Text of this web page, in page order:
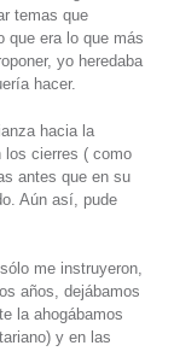
temas que
que era lo que más
yo heredaba
hacer.
hacia la
los cierres ( como
antes que en su
Aún así, pude
me instruyeron,
años, dejábamos
la ahogábamos
y en las